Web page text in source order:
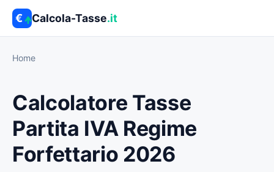
Calcola-Tasse.it
Home
Calcolatore Tasse
Partita IVA Regime
Forfettario 2026